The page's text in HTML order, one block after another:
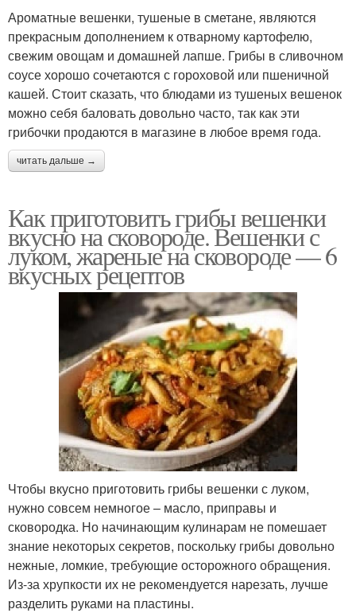
Ароматные вешенки, тушеные в сметане, являются
прекрасным дополнением к отварному картофелю,
свежим овощам и домашней лапше. Грибы в сливочном
соусе хорошо сочетаются с гороховой или пшеничной
кашей. Стоит сказать, что блюдами из тушеных вешенок
можно себя баловать довольно часто, так как эти
грибочки продаются в магазине в любое время года.
читать дальше →
Как приготовить грибы вешенки
вкусно на сковороде. Вешенки с
луком, жареные на сковороде — 6
вкусных рецептов
Чтобы вкусно приготовить грибы вешенки с луком,
нужно совсем немногое – масло, приправы и
сковородка. Но начинающим кулинарам не помешает
знание некоторых секретов, поскольку грибы довольно
нежные, ломкие, требующие осторожного обращения.
Из-за хрупкости их не рекомендуется нарезать, лучше
разделить руками на пластины.